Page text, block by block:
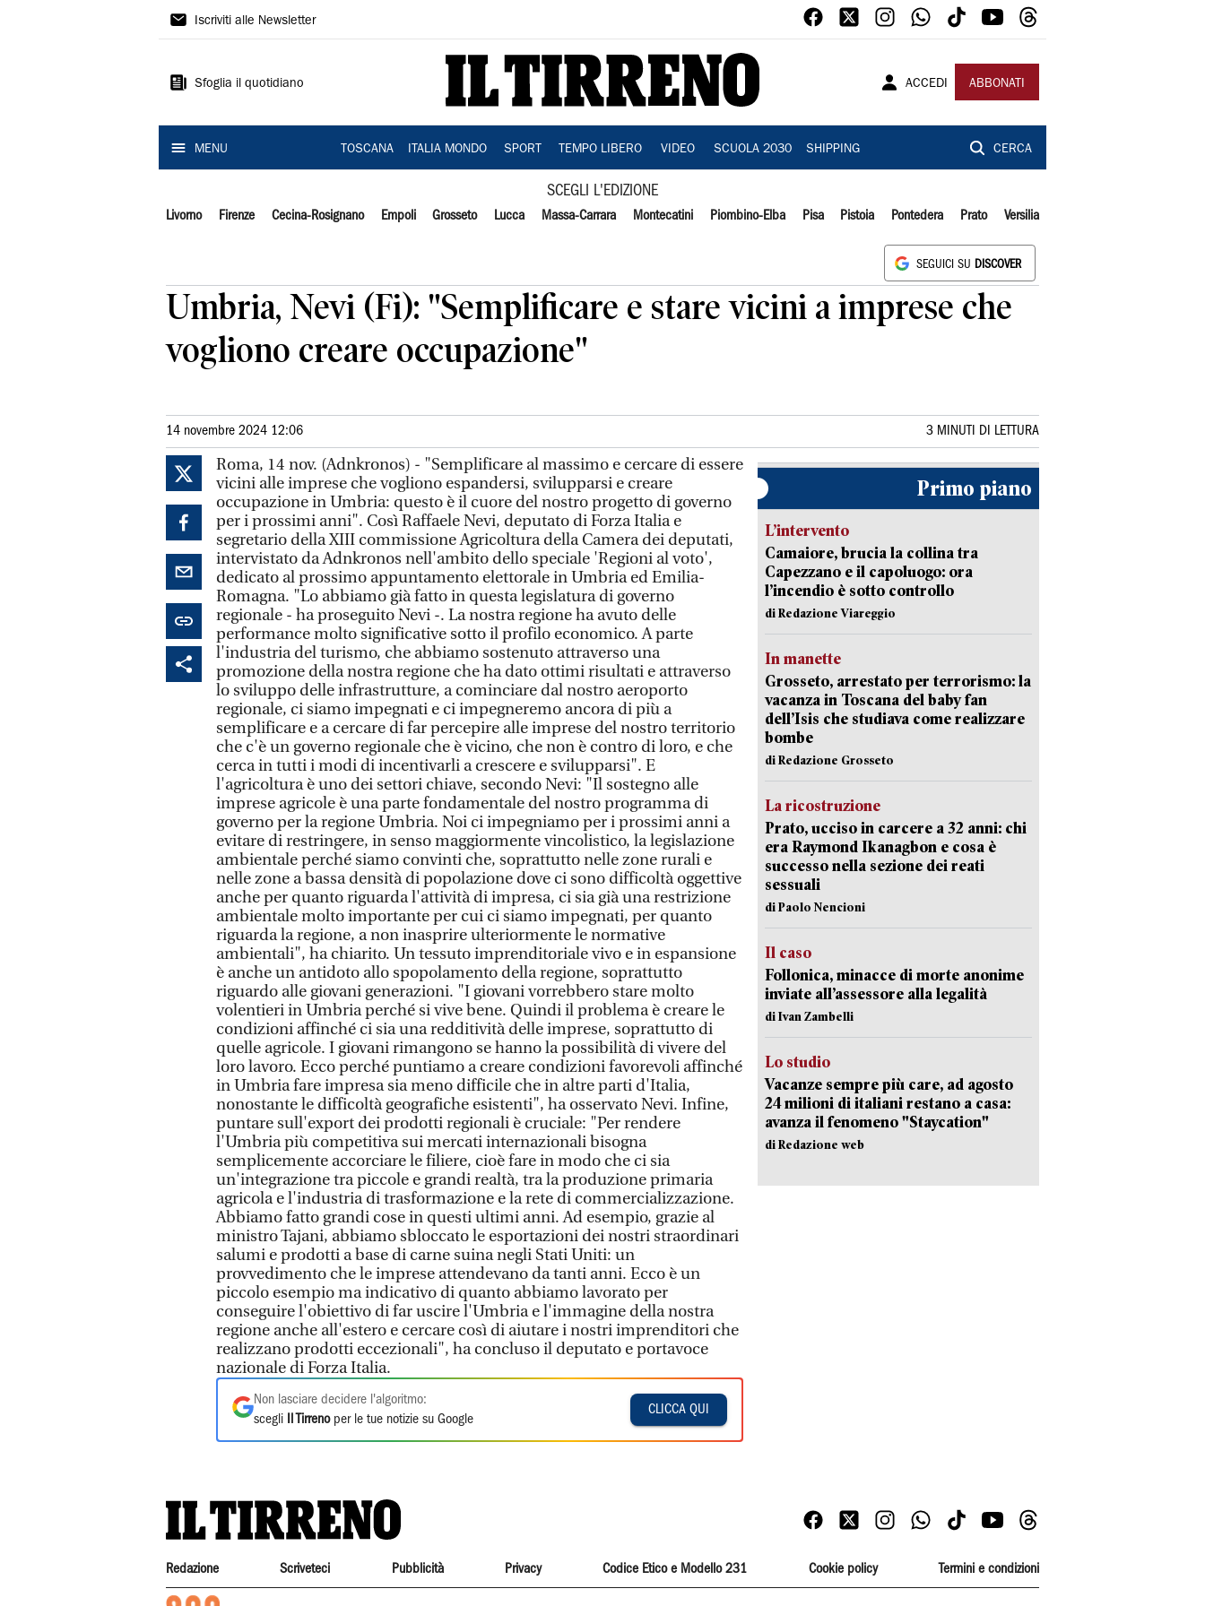
Il
Iscriviti alle Newsletter
Sfoglia il quotidiano ACCEDI ABBONATI
MENU TOSCANA ITALIA MONDO SPORT TEMPO LIBERO VIDEO SCUOLA 2030 SHIPPING CERCA
SCEGLI L'EDIZIONE
Livorno Firenze Cecina-Rosignano Empoli Grosseto Lucca Massa-Carrara Montecatini Piombino-Elba Pisa Pistoia Pontedera Prato Versilia
SEGUICI SU DISCOVER
Umbria, Nevi (Fi): "Semplificare e stare vicini a imprese che
vogliono creare occupazione"
14 novembre 2024 12:06 3 MINUTI DI LETTURA
Roma, 14 nov. (Adnkronos) - "Semplificare al massimo e cercare di essere
vicini alle imprese che vogliono espandersi, svilupparsi e creare
occupazione in Umbria: questo è il cuore del nostro progetto di governo
per i prossimi anni". Così Raffaele Nevi, deputato di Forza Italia e
segretario della XIII commissione Agricoltura della Camera dei deputati,
intervistato da Adnkronos nell'ambito dello speciale 'Regioni al voto',
dedicato al prossimo appuntamento elettorale in Umbria ed Emilia-
Romagna. "Lo abbiamo già fatto in questa legislatura di governo
regionale - ha proseguito Nevi -. La nostra regione ha avuto delle
performance molto significative sotto il profilo economico. A parte
l'industria del turismo, che abbiamo sostenuto attraverso una
promozione della nostra regione che ha dato ottimi risultati e attraverso
lo sviluppo delle infrastrutture, a cominciare dal nostro aeroporto
regionale, ci siamo impegnati e ci impegneremo ancora di più a
semplificare e a cercare di far percepire alle imprese del nostro territorio
che c'è un governo regionale che è vicino, che non è contro di loro, e che
cerca in tutti i modi di incentivarli a crescere e svilupparsi". E
l'agricoltura è uno dei settori chiave, secondo Nevi: "Il sostegno alle
imprese agricole è una parte fondamentale del nostro programma di
governo per la regione Umbria. Noi ci impegniamo per i prossimi anni a
evitare di restringere, in senso maggiormente vincolistico, la legislazione
ambientale perché siamo convinti che, soprattutto nelle zone rurali e
nelle zone a bassa densità di popolazione dove ci sono difficoltà oggettive
anche per quanto riguarda l'attività di impresa, ci sia già una restrizione
ambientale molto importante per cui ci siamo impegnati, per quanto
riguarda la regione, a non inasprire ulteriormente le normative
ambientali", ha chiarito. Un tessuto imprenditoriale vivo e in espansione
è anche un antidoto allo spopolamento della regione, soprattutto
riguardo alle giovani generazioni. "I giovani vorrebbero stare molto
volentieri in Umbria perché si vive bene. Quindi il problema è creare le
condizioni affinché ci sia una redditività delle imprese, soprattutto di
quelle agricole. I giovani rimangono se hanno la possibilità di vivere del
loro lavoro. Ecco perché puntiamo a creare condizioni favorevoli affinché
in Umbria fare impresa sia meno difficile che in altre parti d'Italia,
nonostante le difficoltà geografiche esistenti", ha osservato Nevi. Infine,
puntare sull'export dei prodotti regionali è cruciale: "Per rendere
l'Umbria più competitiva sui mercati internazionali bisogna
semplicemente accorciare le filiere, cioè fare in modo che ci sia
un'integrazione tra piccole e grandi realtà, tra la produzione primaria
agricola e l'industria di trasformazione e la rete di commercializzazione.
Abbiamo fatto grandi cose in questi ultimi anni. Ad esempio, grazie al
ministro Tajani, abbiamo sbloccato le esportazioni dei nostri straordinari
salumi e prodotti a base di carne suina negli Stati Uniti: un
provvedimento che le imprese attendevano da tanti anni. Ecco è un
piccolo esempio ma indicativo di quanto abbiamo lavorato per
conseguire l'obiettivo di far uscire l'Umbria e l'immagine della nostra
regione anche all'estero e cercare così di aiutare i nostri imprenditori che
realizzano prodotti eccezionali", ha concluso il deputato e portavoce
nazionale di Forza Italia.
Non lasciare decidere l'algoritmo:
scegli
Il Tirrenoper le tue notizie su Google
CLICCA QUI
Primo piano
L’intervento
Camaiore, brucia la collina tra
Capezzano e il capoluogo: ora
l’incendio è sotto controllo
di Redazione Viareggio
In manette
Grosseto, arrestato per terrorismo: la
vacanza in Toscana del baby fan
dell’Isis che studiava come realizzare
bombe
di Redazione Grosseto
La ricostruzione
Prato, ucciso in carcere a 32 anni: chi
era Raymond Ikanagbon e cosa è
successo nella sezione dei reati
sessuali
di Paolo Nencioni
Il caso
Follonica, minacce di morte anonime
inviate all’assessore alla legalità
di Ivan Zambelli
Lo studio
Vacanze sempre più care, ad agosto
24 milioni di italiani restano a casa:
avanza il fenomeno "Staycation"
di Redazione web
Redazione Scriveteci Pubblicità Privacy Codice Etico e Modello 231 Cookie policy Termini e condizioni